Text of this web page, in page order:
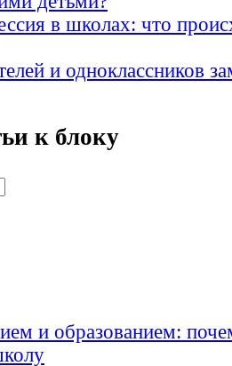
в школах: что
и одноклассников
к блоку